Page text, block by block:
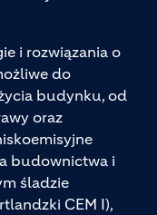
i rozwiązania o
do
budynku, od
oraz
budownictwa i
śladzie
CEM I),